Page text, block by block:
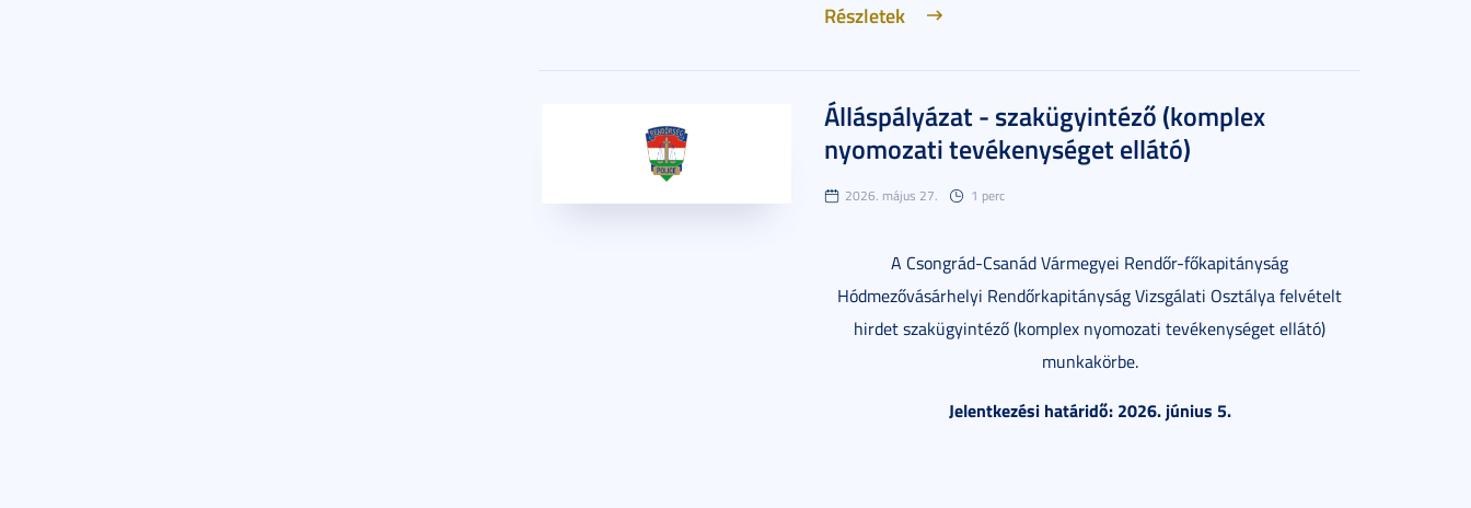
Részletek
Álláspályázat - szakügyintéző (komplex
nyomozati tevékenységet ellátó)
2026. május 27. 1 perc
A Csongrád-Csanád Vármegyei Rendőr-főkapitányság
Hódmezővásárhelyi Rendőrkapitányság Vizsgálati Osztálya felvételt
hirdet szakügyintéző (komplex nyomozati tevékenységet ellátó)
munkakörbe.
Jelentkezési határidő: 2026. június 5.